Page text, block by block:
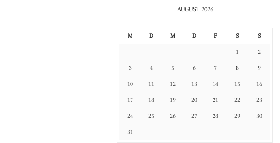
AUGUST 2026
M D M D F S S
1 2
3 4 5 6 7 8 9
10 11 12 13 14 15 16
17 18 19 20 21 22 23
24 25 26 27 28 29 30
31